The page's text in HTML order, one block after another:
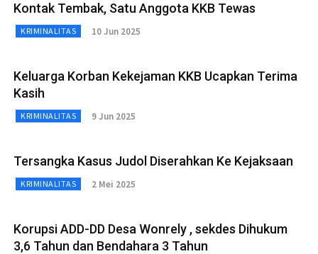
Kontak Tembak, Satu Anggota KKB Tewas
KRIMINALITAS 10 Jun 2025
Keluarga Korban Kekejaman KKB Ucapkan Terima
Kasih
KRIMINALITAS 9 Jun 2025
Tersangka Kasus Judol Diserahkan Ke Kejaksaan
KRIMINALITAS 2 Mei 2025
Korupsi ADD-DD Desa Wonrely , sekdes Dihukum
3,6 Tahun dan Bendahara 3 Tahun